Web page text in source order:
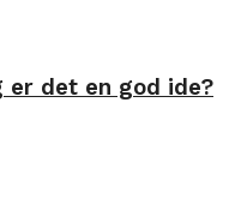
er det en god ide?